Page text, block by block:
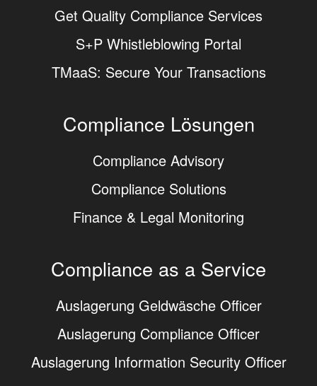
Get Quality Compliance Services
S+P Whistleblowing Portal
TMaaS: Secure Your Transactions
Compliance Lösungen
Compliance Advisory
Compliance Solutions
Finance & Legal Monitoring
Compliance as a Service
Auslagerung Geldwäsche Officer
Auslagerung Compliance Officer
Auslagerung Information Security Officer